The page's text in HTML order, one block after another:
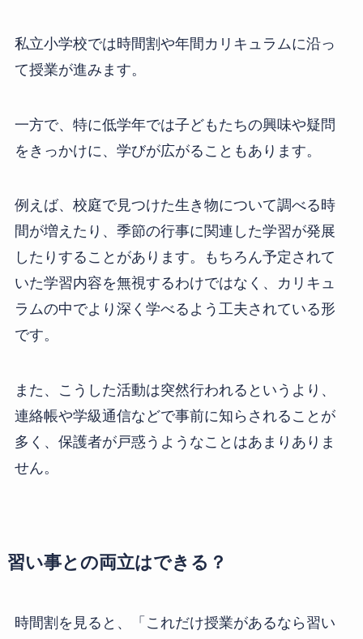
私立小学校では時間割や年間カリキュラムに沿っ
て授業が進みます。
一方で、特に低学年では子どもたちの興味や疑問
をきっかけに、学びが広がることもあります。
例えば、校庭で見つけた生き物について調べる時
間が増えたり、季節の行事に関連した学習が発展
したりすることがあります。もちろん予定されて
いた学習内容を無視するわけではなく、カリキュ
ラムの中でより深く学べるよう工夫されている形
です。
また、こうした活動は突然行われるというより、
連絡帳や学級通信などで事前に知らされることが
多く、保護者が戸惑うようなことはあまりありま
せん。
習い事との両立はできる？
時間割を見ると、「これだけ授業があるなら習い